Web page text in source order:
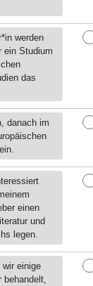
werden
ein Studium
das
danach im
einen
und
legen.
wir einige
behandelt,